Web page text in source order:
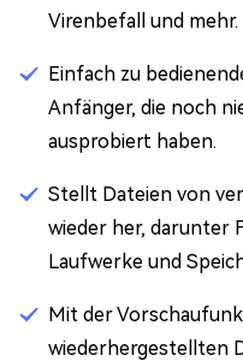
Virenbefall und mehr.
Einfach zu
Anfänger, die noch
ausprobiert haben.
Stellt Dateien von
wieder her, darunter
Laufwerke und
Mit der
wiederhergestellten